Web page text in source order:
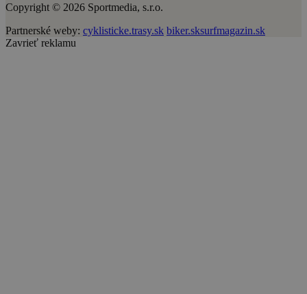
Copyright © 2026 Sportmedia, s.r.o.
Partnerské weby: cyklisticke.trasy.sk biker.sksurfmagazin.sk
Zavrieť reklamu